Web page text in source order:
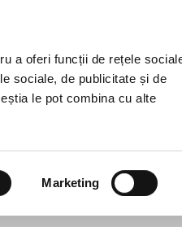
a oferi funcții de rețele
sociale, de publicitate și de
le pot combina cu alte
Marketing100%